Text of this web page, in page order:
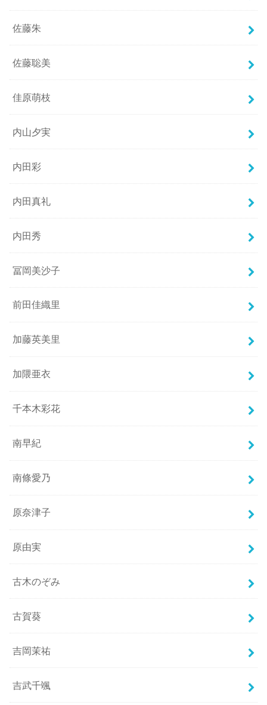
佐藤朱
佐藤聡美
佳原萌枝
内山夕実
内田彩
内田真礼
内田秀
冨岡美沙子
前田佳織里
加藤英美里
加隈亜衣
千本木彩花
南早紀
南條愛乃
原奈津子
原由実
古木のぞみ
古賀葵
吉岡茉祐
吉武千颯